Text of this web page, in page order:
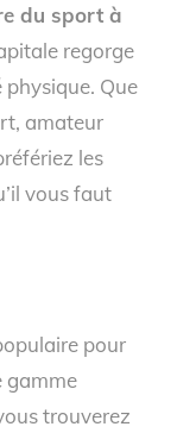
du sport à
regorge
Que
amateur
les
vous faut
pour
gamme
trouverez